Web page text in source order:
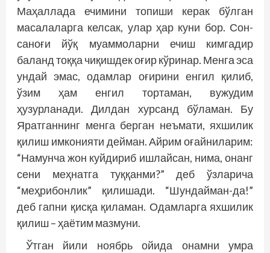
Маҳаллада ечимини топиши керак бўлган
масалаларга келсак, улар ҳар куни бор. Сон-
саноғи йўқ муаммоларни ечиш кимгадир
баланд тоққа чиқишдек оғир кўринар. Менга эса
ундай эмас, одамлар оғирини енгил қилиб,
ўзим ҳам енгил тортаман, вужудим
ҳузурланади. Дилдан хурсанд бўламан. Бу
Яратганнинг менга берган неъмати, яхшилик
қилиш имконияти дейман. Айрим оғайниларим:
“Намунча жон куйдириб ишлайсан, нима, онанг
сени меҳнатга туққанми?” деб ўзларича
“меҳрибонлик” қилишади. “Шундайман-да!”
деб гапни қисқа қиламан. Одамларга яхшилик
қилиш – ҳаётим мазмуни.
Ўтган йили ноябрь ойида онамни умра